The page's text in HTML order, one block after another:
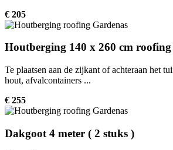
€ 205
Houtberging 140 x 260 cm roofing
Te plaatsen aan de zijkant of achteraan het
hout, afvalcontainers ...
€ 255
Dakgoot 4 meter ( 2 stuks )